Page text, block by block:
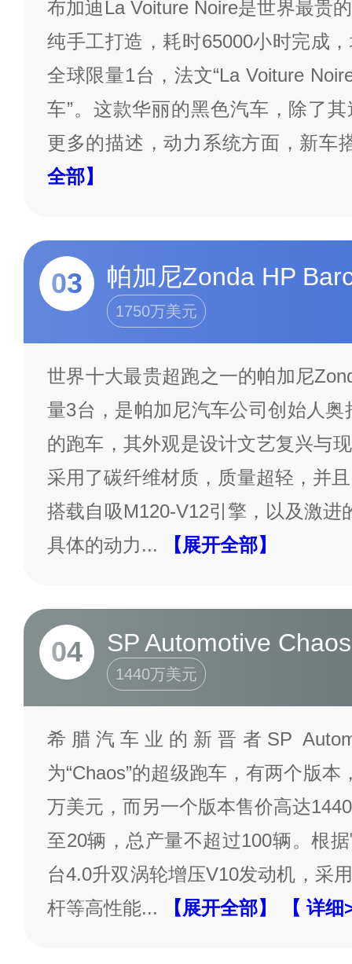
布加迪La Voiture Noire是世界最贵
纯手工打造，耗时65000小时完成
全球限量1台，法文“La Voiture
车”。这款华丽的黑色汽车，除了
更多的描述，动力系统方面，新车
全部】
03 帕加尼Zonda HP
1750万美元
世界十大最贵超跑之一的帕加尼
量3台，是帕加尼汽车公司创始人奥
的跑车，其外观是设计文艺复兴与
采用了碳纤维材质，质量超轻，并
搭载自吸M120-V12引擎，以及激进
具体的动力... 【展开全部】
04 SP Automotive Chaos
1440万美元
希腊汽车业的新晋者SP
为“Chaos”的超级跑车，有两个版
万美元，而另一个版本售价高达
至20辆，总产量不超过100辆。根
台4.0升双涡轮增压V10发动机，采
杆等高性能... 【展开全部】 【 详